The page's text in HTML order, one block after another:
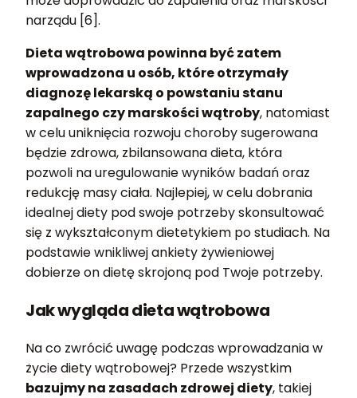
narządu [6].
Dieta wątrobowa powinna być zatem
wprowadzona u osób, które otrzymały
diagnozę lekarską o powstaniu stanu
zapalnego czy marskości wątroby, natomiast
w celu uniknięcia rozwoju choroby sugerowana
będzie zdrowa, zbilansowana dieta, która
pozwoli na uregulowanie wyników badań oraz
redukcję masy ciała. Najlepiej, w celu dobrania
idealnej diety pod swoje potrzeby skonsultować
się z wykształconym dietetykiem po studiach. Na
podstawie wnikliwej ankiety żywieniowej
dobierze on dietę skrojoną pod Twoje potrzeby.
Jak wygląda dieta wątrobowa
Na co zwrócić uwagę podczas wprowadzania w
życie diety wątrobowej? Przede wszystkim
bazujmy na zasadach zdrowej diety, takiej